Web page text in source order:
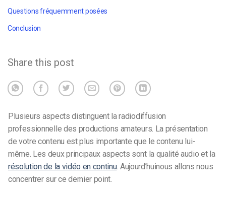
Questions fréquemment posées
Conclusion
Share this post
Plusieurs aspects distinguent la radiodiffusion
professionnelle des productions amateurs. La présentation
de votre contenu est plus importante que le contenu lui-
même. Les deux principaux aspects sont la qualité audio et la
résolution de la vidéo en continu. Aujourd’huinous allons nous
concentrer sur ce dernier point.